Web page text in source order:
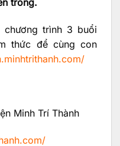
trong.
trình 3 buổi
thức để cùng con
Minh Trí Thành